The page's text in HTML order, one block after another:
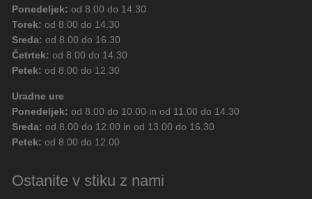
Ponedeljek: od 8.00 do 14.30
Torek: od 8.00 do 14.30
Sreda: od 8.00 do 16.30
Četrtek: od 8.00 do 14.30
Petek: od 8.00 do 12.30
Uradne ure
Ponedeljek: od 8.00 do 10.00 in od 11.00 do 14.30
Sreda: od 8.00 do 12.00 in od 13.00 do 16.30
Petek: od 8.00 do 12.00
Ostanite v stiku z nami